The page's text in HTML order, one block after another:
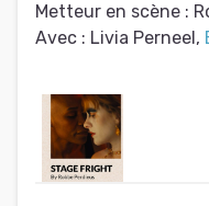
Metteur en scène :
Avec : Livia Perneel,